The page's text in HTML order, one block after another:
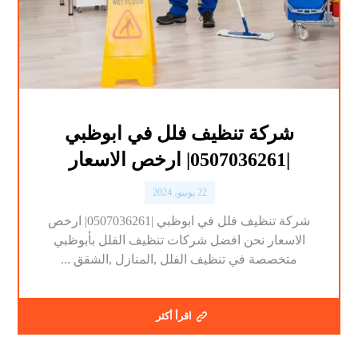
شركة تنظيف فلل في ابوظبي
|0507036261| ارخص الاسعار
22 يونيو، 2024
شركة تنظيف فلل في ابوظبي |0507036261| ارخص
الاسعار نحن افضل شركات تنظيف الفلل بأبوظبي
متخصصة في تنظيف الفلل ,المنازل ,الشقق ...
اقرأ أكثر